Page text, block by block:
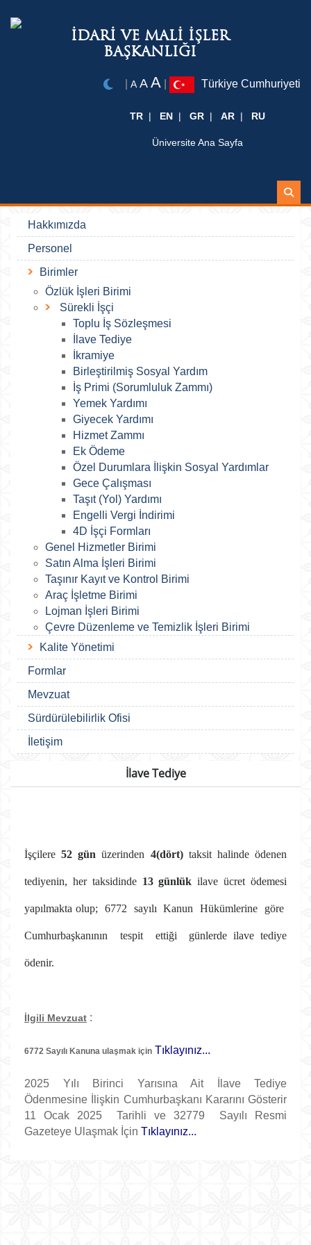
İDARİ VE MALİ İŞLER
BAŞKANLIĞI
A A A Türkiye Cumhuriyeti
TR EN GR AR RU
Üniversite Ana Sayfa
Ara
Hakkımızda
Personel
Birimler
Özlük İşleri Birimi
Sürekli İşçi
Toplu İş Sözleşmesi
İlave Tediye
İkramiye
Birleştirilmiş Sosyal Yardım
İş Primi (Sorumluluk Zammı)
Yemek Yardımı
Giyecek Yardımı
Hizmet Zammı
Ek Ödeme
Özel Durumlara İlişkin Sosyal Yardımlar
Gece Çalışması
Taşıt (Yol) Yardımı
Engelli Vergi İndirimi
4D İşçi Formları
Genel Hizmetler Birimi
Satın Alma İşleri Birimi
Taşınır Kayıt ve Kontrol Birimi
Araç İşletme Birimi
Lojman İşleri Birimi
Çevre Düzenleme ve Temizlik İşleri Birimi
Kalite Yönetimi
Formlar
Mevzuat
Sürdürülebilirlik Ofisi
İletişim
İlave Tediye
İşçilere52 gün üzerinden 4(dört)taksit halinde ödenen
tediyenin, her taksidinde 13 günlük ilave ücret ödemesi
yapılmakta olup; 6772 sayılı Kanun Hükümlerine göre
Cumhurbaşkanının tespit ettiği günlerde ilave tediye
ödenir.
İlgili Mevzuat :
6772 Sayılı Kanuna ulaşmak için Tıklayınız...
2025 Yılı Birinci Yarısına Ait İlave Tediye
Ödenmesine İlişkin Cumhurbaşkanı Kararını Gösterir
11 Ocak 2025 Tarihli ve 32779 Sayılı Resmi
Gazeteye Ulaşmak İçin Tıklayınız...